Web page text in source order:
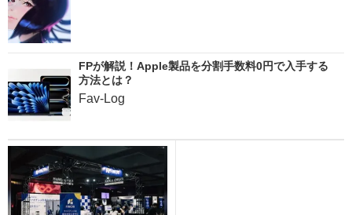
FPが解説！Apple製品を分割手数料0円で入手する
方法とは？
Fav-Log